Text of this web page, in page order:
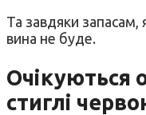
Та завдяки
вина не буде.
Очікуються
стиглі